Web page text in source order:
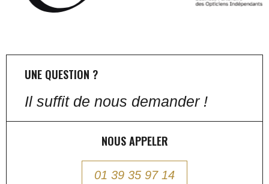
UNE QUESTION ?
Il suffit de nous demander !
NOUS APPELER
01 39 35 97 14